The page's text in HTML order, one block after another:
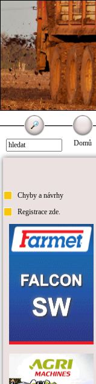
Domů
Chyby a návrhy
Registrace zde.